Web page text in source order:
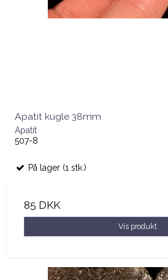
Apatit kugle 38mm
Apatit
507-8
På lager (1 stk.)
85 DKK
Vis produkt